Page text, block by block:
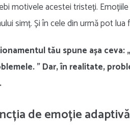
motivele acestei tristeți.
simț. Și în cele din urmă pot
tău spune așa
” Dar, în realitate,
de emoție adaptivă